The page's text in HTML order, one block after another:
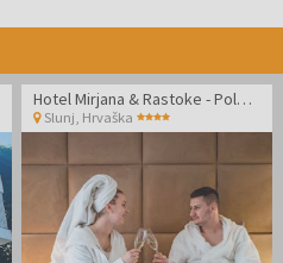
Hotel Mirjana & Rastoke - Poletni oddih v bližini Plitvic
Slunj Hrvaška